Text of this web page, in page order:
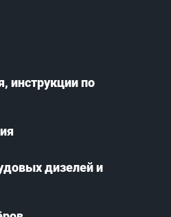
инструкции по
дизелей и